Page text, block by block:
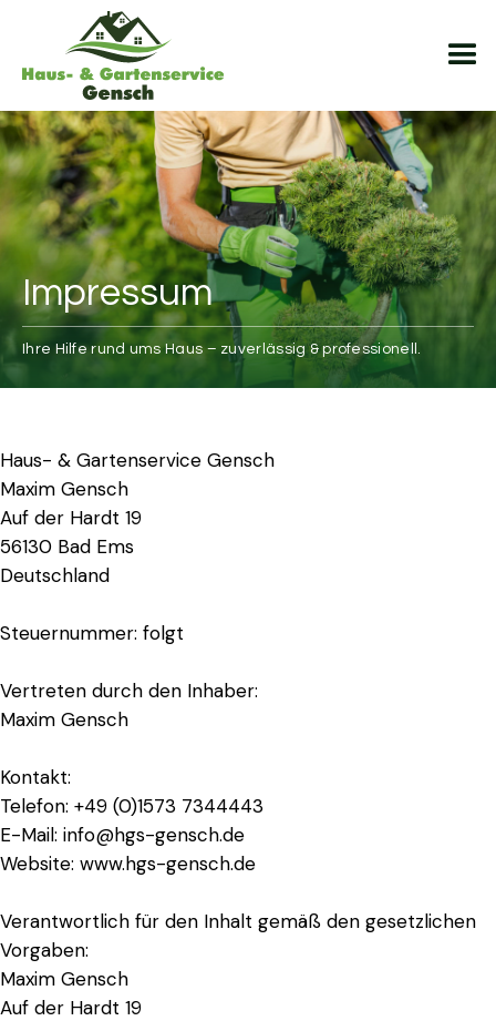
Impressum
Ihre Hilfe rund ums Haus – zuverlässig & professionell.
Haus- & Gartenservice Gensch
Maxim Gensch
Auf der Hardt 19
56130 Bad Ems
Deutschland
Steuernummer: folgt
Vertreten durch den Inhaber:
Maxim Gensch
Kontakt:
Telefon: +49 (0)1573 7344443
E-Mail: info@hgs-gensch.de
Website: www.hgs-gensch.de
Verantwortlich für den Inhalt gemäß den gesetzlichen
Vorgaben:
Maxim Gensch
Auf der Hardt 19